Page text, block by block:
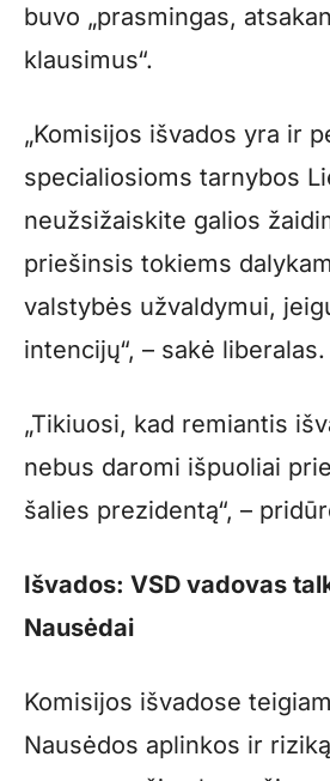
buvo „prasmingas,
klausimus“.
„Komisijos išvados yra ir
specialiosioms tarnybos
neužsižaiskite galios
priešinsis tokiems
valstybės užvaldymui,
intencijų“, – sakė liberalas.
„Tikiuosi, kad remiantis
nebus daromi išpuoliai
šalies prezidentą“, –
Išvados: VSD vadovas
Nausėdai
Komisijos išvadose
Nausėdos aplinkos ir